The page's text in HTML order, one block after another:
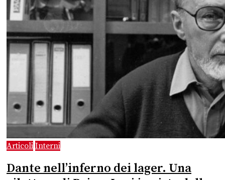
Articoli Interni
Dante nell’inferno dei lager. Una